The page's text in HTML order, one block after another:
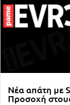
Νέα απάτη με
Προσοχή